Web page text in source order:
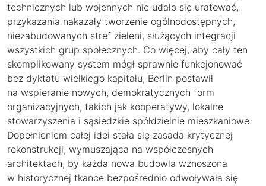
technicznych lub wojennych nie udało się uratować,
przykazania nakazały tworzenie ogólnodostępnych,
niezabudowanych stref zieleni, służących integracji
wszystkich grup społecznych. Co więcej, aby cały ten
skomplikowany system mógł sprawnie funkcjonować
bez dyktatu wielkiego kapitału, Berlin postawił
na wspieranie nowych, demokratycznych form
organizacyjnych, takich jak kooperatywy, lokalne
stowarzyszenia i sąsiedzkie spółdzielnie mieszkaniowe.
Dopełnieniem całej idei stała się zasada krytycznej
rekonstrukcji, wymuszająca na współczesnych
architektach, by każda nowa budowla wznoszona
w historycznej tkance bezpośrednio odwoływała się